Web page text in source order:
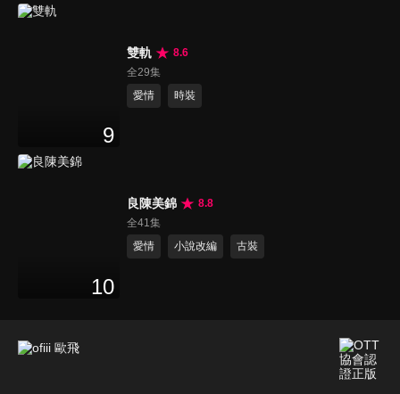
9
雙軌
8.6
全29集
愛情
時裝
10
良陳美錦
8.8
全41集
愛情
小說改編 古裝